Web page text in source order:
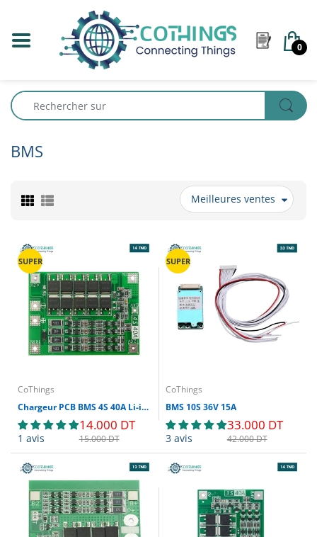
0
BMS
Meilleures ventes
SUPER
CoThings
Chargeur PCB BMS 4S 40A Li-ion Lithium Batterie 18650 (Balance Version)
1 avis
14.000 DT
15.000 DT
SUPER
CoThings
BMS 10S 36V 15A
3 avis
33.000 DT
42.000 DT